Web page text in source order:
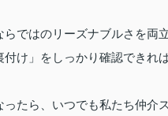
ではのリーズナブルさを両
け」をしっかり確認できれ
たら、いつでも私たち仲介